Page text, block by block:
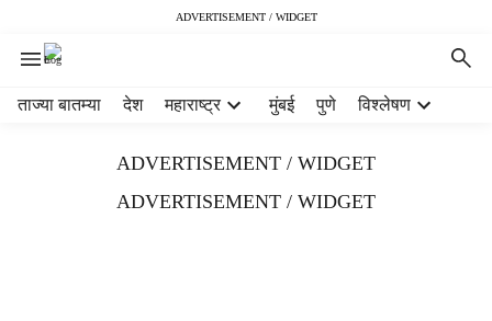
ADVERTISEMENT / WIDGET
ताज्या बातम्या देश महाराष्ट्र मुंबई पुणे विश्लेषण
ADVERTISEMENT / WIDGET
ADVERTISEMENT / WIDGET